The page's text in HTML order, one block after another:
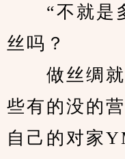
“不就是多
丝吗？
做丝绸就
些有的没的
自己的对家